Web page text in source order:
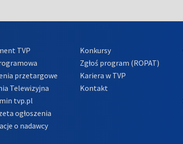
TVP
przetargowe
Telewizyjna
tvp.pl
ogłoszenia
o nadawcy
Konkursy
Zgłoś program (ROPAT)
Kariera w TVP
Kontakt